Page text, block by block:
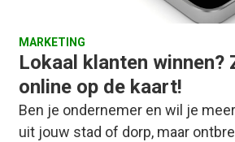
MARKETING
Lokaal klanten winnen?
online op de kaart!
Ben je ondernemer en wil je
uit jouw stad of dorp, maar